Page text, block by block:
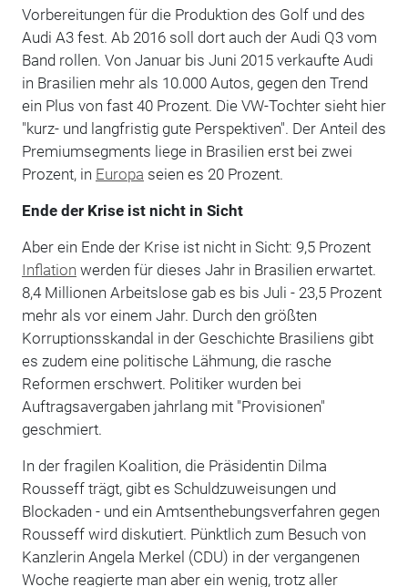
Vorbereitungen für die Produktion des Golf und des
Audi A3 fest. Ab 2016 soll dort auch der Audi Q3 vom
Band rollen. Von Januar bis Juni 2015 verkaufte Audi
in Brasilien mehr als 10.000 Autos, gegen den Trend
ein Plus von fast 40 Prozent. Die VW-Tochter sieht hier
"kurz- und langfristig gute Perspektiven". Der Anteil des
Premiumsegments liege in Brasilien erst bei zwei
Prozent, in Europa seien es 20 Prozent.
Ende der Krise ist nicht in Sicht
Aber ein Ende der Krise ist nicht in Sicht: 9,5 Prozent
Inflation werden für dieses Jahr in Brasilien erwartet.
8,4 Millionen Arbeitslose gab es bis Juli - 23,5 Prozent
mehr als vor einem Jahr. Durch den größten
Korruptionsskandal in der Geschichte Brasiliens gibt
es zudem eine politische Lähmung, die rasche
Reformen erschwert. Politiker wurden bei
Auftragsavergaben jahrlang mit "Provisionen"
geschmiert.
In der fragilen Koalition, die Präsidentin Dilma
Rousseff trägt, gibt es Schuldzuweisungen und
Blockaden - und ein Amtsenthebungsverfahren gegen
Rousseff wird diskutiert. Pünktlich zum Besuch von
Kanzlerin Angela Merkel (CDU) in der vergangenen
Woche reagierte man aber ein wenig, trotz aller